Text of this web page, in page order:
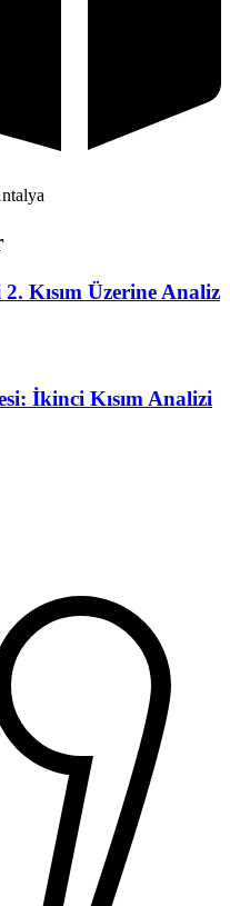
Kısım Üzerine Analiz
İkinci Kısım Analizi